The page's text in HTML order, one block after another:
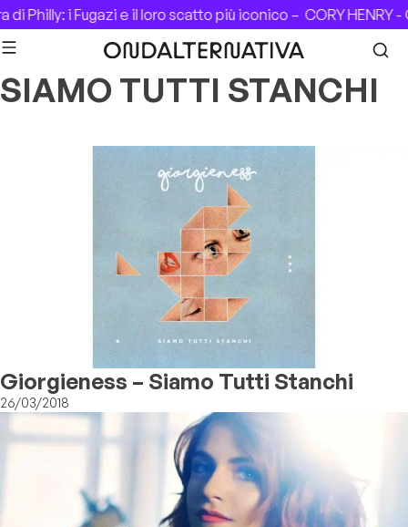
Skip to content
Philly: i Fugazi e il loro scatto più iconico –CORY HENRY -
SIAMO TUTTI STANCHI
Giorgieness – Siamo Tutti Stanchi
26/03/2018